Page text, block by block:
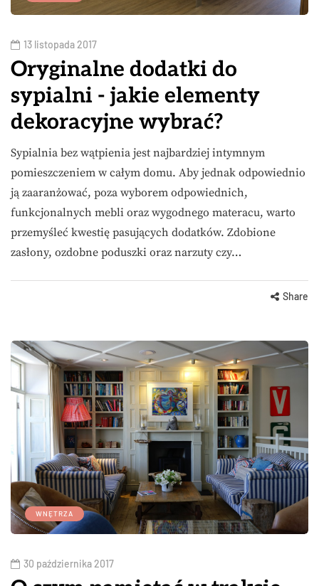
13 listopada 2017
Oryginalne dodatki do
sypialni - jakie elementy
dekoracyjne wybrać?
Sypialnia bez wątpienia jest najbardziej intymnym
pomieszczeniem w całym domu. Aby jednak odpowiednio
ją zaaranżować, poza wyborem odpowiednich,
funkcjonalnych mebli oraz wygodnego materacu, warto
przemyśleć kwestię pasujących dodatków. Zdobione
zasłony, ozdobne poduszki oraz narzuty czy…
Share
WNĘTRZA
30 października 2017